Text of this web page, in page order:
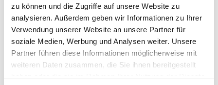
zu können und die Zugriffe auf unsere Website zu
analysieren. Außerdem geben wir Informationen zu Ihrer
Verwendung unserer Website an unsere Partner für
soziale Medien, Werbung und Analysen weiter. Unsere
Partner führen diese Informationen möglicherweise mit
weiteren Daten zusammen, die Sie ihnen bereitgestellt
GM CP rPET Tasche
€ 1,70 *
Caparol Cuttermesser
€ 3,33 *